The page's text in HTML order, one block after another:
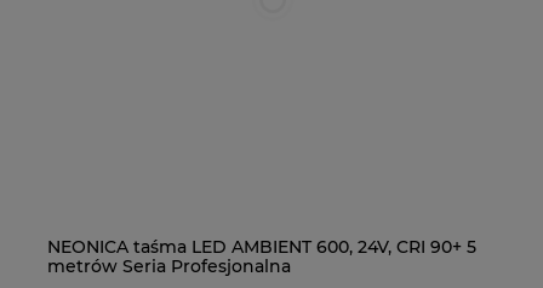
NEONICA taśma LED AMBIENT 600, 24V, CRI 90+ 5
metrów Seria Profesjonalna